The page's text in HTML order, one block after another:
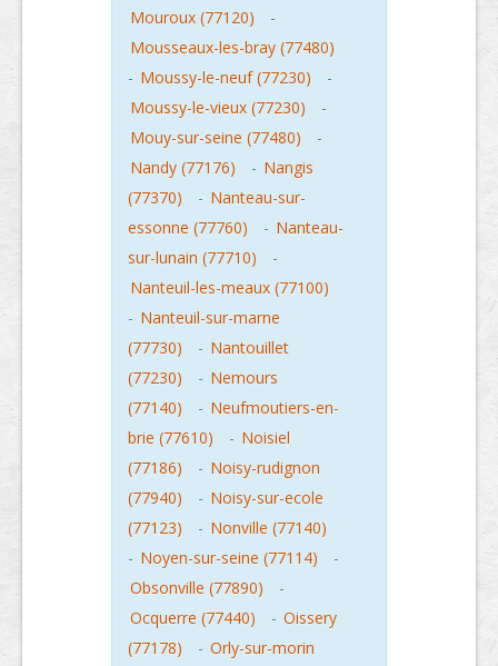
Mouroux (77120)
-
Mousseaux-les-bray (77480)
- Moussy-le-neuf (77230)
-
Moussy-le-vieux (77230)
-
Mouy-sur-seine (77480)
-
Nandy (77176)
- Nangis
(77370)
- Nanteau-sur-
essonne (77760)
- Nanteau-
sur-lunain (77710)
-
Nanteuil-les-meaux (77100)
- Nanteuil-sur-marne
(77730)
- Nantouillet
(77230)
- Nemours
(77140)
- Neufmoutiers-en-
brie (77610)
- Noisiel
(77186)
- Noisy-rudignon
(77940)
- Noisy-sur-ecole
(77123)
- Nonville (77140)
- Noyen-sur-seine (77114)
-
Obsonville (77890)
-
Ocquerre (77440)
- Oissery
(77178)
- Orly-sur-morin